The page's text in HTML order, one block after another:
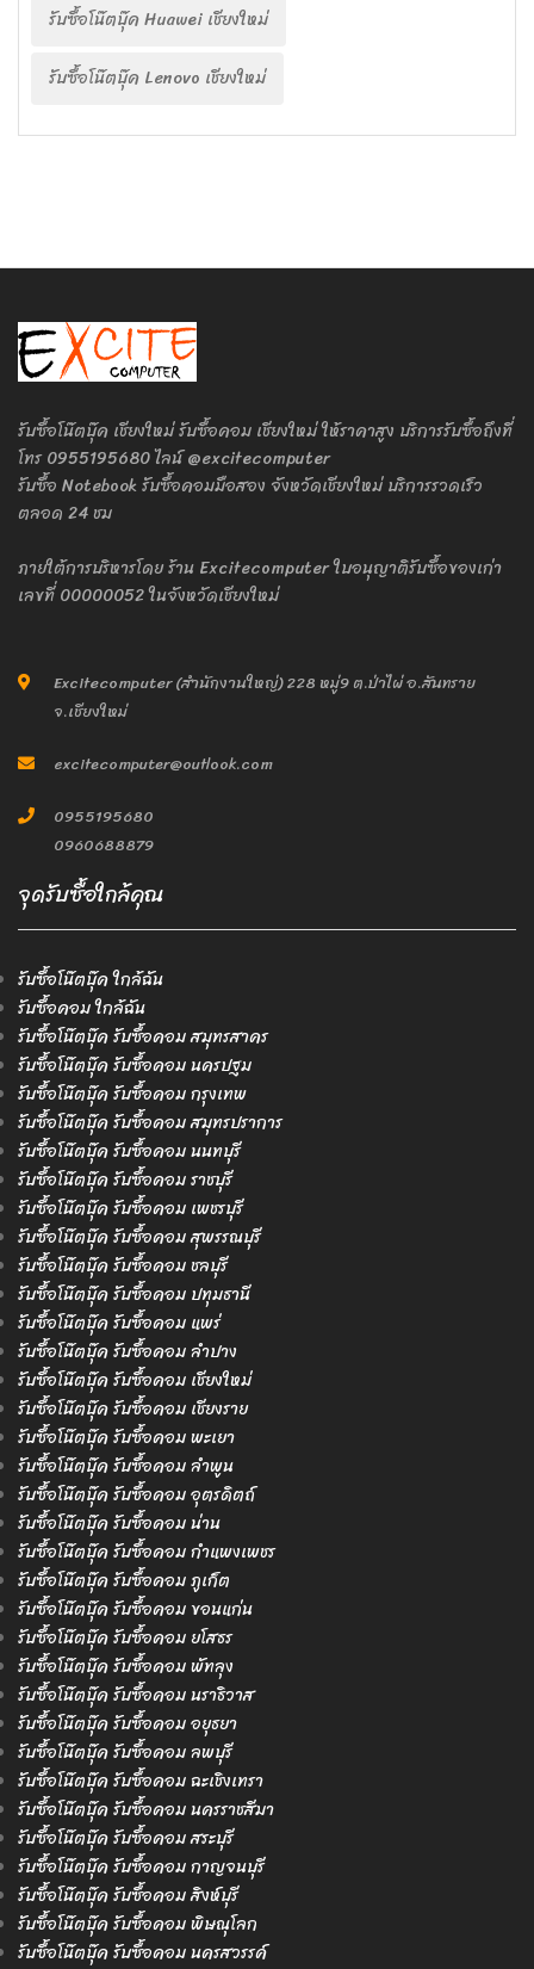
รับซื้อโน๊ตบุ๊ค Huawei เชียงใหม่
รับซื้อโน๊ตบุ๊ค Lenovo เชียงใหม่
รับซื้อโน๊ตบุ๊ค เชียงใหม่ รับซื้อคอม เชียงใหม่ ให้ราคาสูง บริการรับซื้อถึงที่
โทร 0955195680 ไลน์ @excitecomputer
รับซื้อ Notebook รับซื้อคอมมือสอง จังหวัดเชียงใหม่ บริการรวดเร็ว
ตลอด 24 ชม
ภายใต้การบริหารโดย ร้าน Excitecomputer ใบอนุญาติรับซื้อของเก่า
เลขที่ 00000052 ในจังหวัดเชียงใหม่
Excitecomputer (สำนักงานใหญ่) 228 หมู่9 ต.ป่าไผ่ อ.สันทราย
จ.เชียงใหม่
excitecomputer@outlook.com
0955195680
0960688879
จุดรับซื้อใกล้คุณ
รับซื้อโน๊ตบุ๊ค ใกล้ฉัน
รับซื้อคอม ใกล้ฉัน
รับซื้อโน๊ตบุ๊ค รับซื้อคอม สมุทรสาคร
รับซื้อโน๊ตบุ๊ค รับซื้อคอม นครปฐม
รับซื้อโน๊ตบุ๊ค รับซื้อคอม กรุงเทพ
รับซื้อโน๊ตบุ๊ค รับซื้อคอม สมุทรปราการ
รับซื้อโน๊ตบุ๊ค รับซื้อคอม นนทบุรี
รับซื้อโน๊ตบุ๊ค รับซื้อคอม ราชบุรี
รับซื้อโน๊ตบุ๊ค รับซื้อคอม เพชรบุรี
รับซื้อโน๊ตบุ๊ค รับซื้อคอม สุพรรณบุรี
รับซื้อโน๊ตบุ๊ค รับซื้อคอม ชลบุรี
รับซื้อโน๊ตบุ๊ค รับซื้อคอม ปทุมธานี
รับซื้อโน๊ตบุ๊ค รับซื้อคอม แพร่
รับซื้อโน๊ตบุ๊ค รับซื้อคอม ลำปาง
รับซื้อโน๊ตบุ๊ค รับซื้อคอม เชียงใหม่
รับซื้อโน๊ตบุ๊ค รับซื้อคอม เชียงราย
รับซื้อโน๊ตบุ๊ค รับซื้อคอม พะเยา
รับซื้อโน๊ตบุ๊ค รับซื้อคอม ลำพูน
รับซื้อโน๊ตบุ๊ค รับซื้อคอม อุตรดิตถ์
รับซื้อโน๊ตบุ๊ค รับซื้อคอม น่าน
รับซื้อโน๊ตบุ๊ค รับซื้อคอม กำแพงเพชร
รับซื้อโน๊ตบุ๊ค รับซื้อคอม ภูเก็ต
รับซื้อโน๊ตบุ๊ค รับซื้อคอม ขอนแก่น
รับซื้อโน๊ตบุ๊ค รับซื้อคอม ยโสธร
รับซื้อโน๊ตบุ๊ค รับซื้อคอม พัทลุง
รับซื้อโน๊ตบุ๊ค รับซื้อคอม นราธิวาส
รับซื้อโน๊ตบุ๊ค รับซื้อคอม อยุธยา
รับซื้อโน๊ตบุ๊ค รับซื้อคอม ลพบุรี
รับซื้อโน๊ตบุ๊ค รับซื้อคอม ฉะเชิงเทรา
รับซื้อโน๊ตบุ๊ค รับซื้อคอม นครราชสีมา
รับซื้อโน๊ตบุ๊ค รับซื้อคอม สระบุรี
รับซื้อโน๊ตบุ๊ค รับซื้อคอม กาญจนบุรี
รับซื้อโน๊ตบุ๊ค รับซื้อคอม สิงห์บุรี
รับซื้อโน๊ตบุ๊ค รับซื้อคอม พิษณุโลก
รับซื้อโน๊ตบุ๊ค รับซื้อคอม นครสวรรค์